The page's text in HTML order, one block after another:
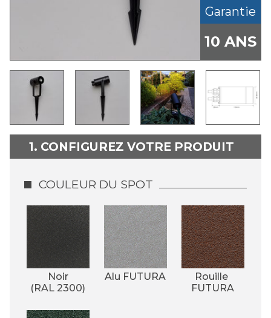
Garantie
10 ANS
1. CONFIGUREZ VOTRE PRODUIT
COULEUR DU SPOT
Noir
(RAL 2300)
Alu FUTURA
Rouille
FUTURA